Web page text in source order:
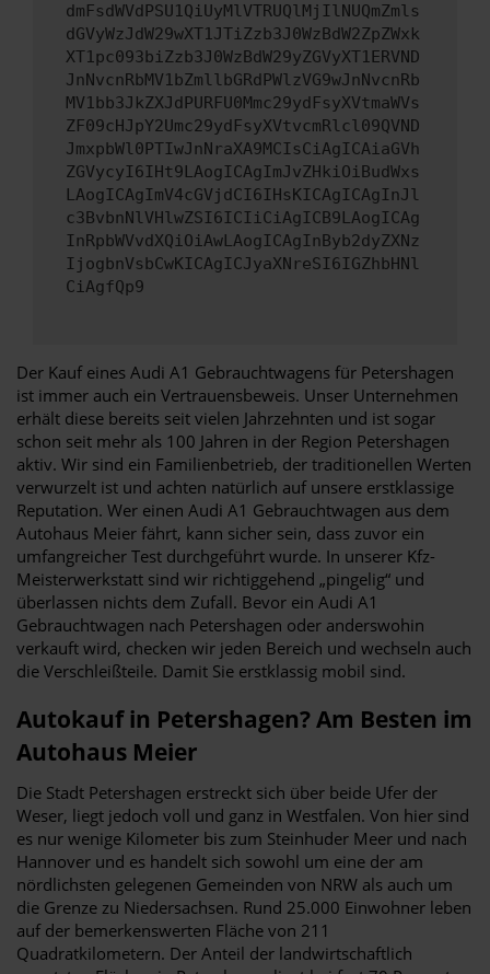
dmFsdWVdPSU1QiUyMlVTRUQlMjIlNUQmZmls
dGVyWzJdW29wXT1JTiZzb3J0WzBdW2ZpZWxk
XT1pc093biZzb3J0WzBdW29yZGVyXT1ERVND
JnNvcnRbMV1bZmllbGRdPWlzVG9wJnNvcnRb
MV1bb3JkZXJdPURFU0Mmc29ydFsyXVtmaWVs
ZF09cHJpY2Umc29ydFsyXVtvcmRlcl09QVND
JmxpbWl0PTIwJnNraXA9MCIsCiAgICAiaGVh
ZGVycyI6IHt9LAogICAgImJvZHkiOiBudWxs
LAogICAgImV4cGVjdCI6IHsKICAgICAgInJl
c3BvbnNlVHlwZSI6ICIiCiAgICB9LAogICAg
InRpbWVvdXQiOiAwLAogICAgInByb2dyZXNz
IjogbnVsbCwKICAgICJyaXNreSI6IGZhbHNl
CiAgfQp9
Der Kauf eines Audi A1 Gebrauchtwagens für Petershagen
ist immer auch ein Vertrauensbeweis. Unser Unternehmen
erhält diese bereits seit vielen Jahrzehnten und ist sogar
schon seit mehr als 100 Jahren in der Region Petershagen
aktiv. Wir sind ein Familienbetrieb, der traditionellen Werten
verwurzelt ist und achten natürlich auf unsere erstklassige
Reputation. Wer einen Audi A1 Gebrauchtwagen aus dem
Autohaus Meier fährt, kann sicher sein, dass zuvor ein
umfangreicher Test durchgeführt wurde. In unserer Kfz-
Meisterwerkstatt sind wir richtiggehend „pingelig“ und
überlassen nichts dem Zufall. Bevor ein Audi A1
Gebrauchtwagen nach Petershagen oder anderswohin
verkauft wird, checken wir jeden Bereich und wechseln auch
die Verschleißteile. Damit Sie erstklassig mobil sind.
Autokauf in Petershagen? Am Besten im
Autohaus Meier
Die Stadt Petershagen erstreckt sich über beide Ufer der
Weser, liegt jedoch voll und ganz in Westfalen. Von hier sind
es nur wenige Kilometer bis zum Steinhuder Meer und nach
Hannover und es handelt sich sowohl um eine der am
nördlichsten gelegenen Gemeinden von NRW als auch um
die Grenze zu Niedersachsen. Rund 25.000 Einwohner leben
auf der bemerkenswerten Fläche von 211
Quadratkilometern. Der Anteil der landwirtschaftlich